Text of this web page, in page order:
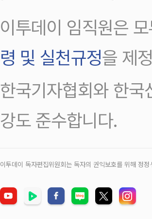
이투데이 임직원은
령 및 실천규정을 제
한국기자협회와 한
강도 준수합니다.
이투데이 독자편집위원회는 독자의 권익보호를 위해 정